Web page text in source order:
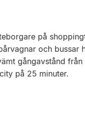
på
och bussar
gångavstånd
på 25 minuter.